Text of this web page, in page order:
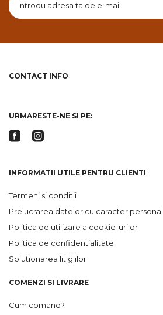
sa
informatii
CONTACT INFO
URMARESTE-NE SI PE:
INFORMATII UTILE PENTRU CLIENTI
Termeni si conditii
Prelucrarea datelor cu caracter personal
Politica de utilizare a cookie-urilor
Politica de confidentialitate
Solutionarea litigiilor
COMENZI SI LIVRARE
Cum comand?